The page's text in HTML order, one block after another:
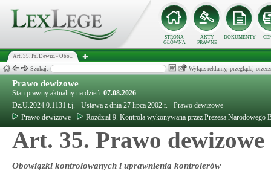
STRONA
GŁÓWNA
AKTY
PRAWNE
DOKUMENTY
Art. 35. Pr. Dewiz. - Obo...
Szukaj: Wyłącz reklamy, przeglądaj
Prawo dewizowe
Stan prawny aktualny na dzień: 07.08.2026
Dz.U.2024.0.1131 t.j. - Ustawa z dnia 27 lipca 2002 r. - Prawo dewizowe
Prawo dewizowe
Rozdział 9. Kontrola wykonywana przez Prezesa Narodowego
Art. 35. Prawo dewizowe
Obowiązki kontrolowanych i uprawnienia kontrolerów